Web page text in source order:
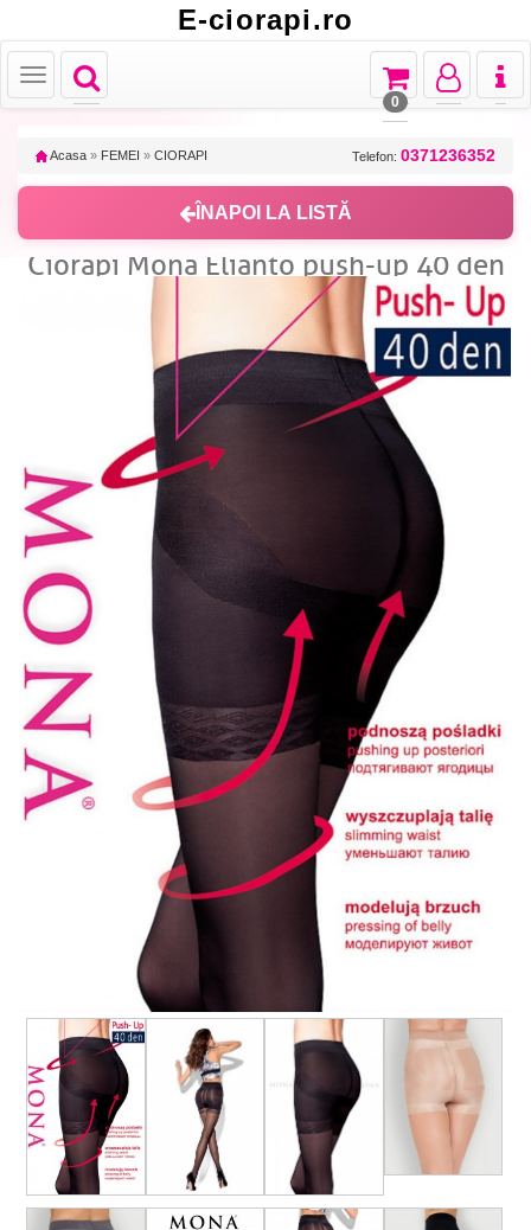
E-ciorapi.ro
Toggle
navigation
Toggle
Toggle
navigation
Toggle
navigation
Toggle
navigation
0
Acasa » FEMEI » CIORAPI Telefon: 0371236352
ÎNAPOI LA LISTĂ
Ciorapi Mona Elianto push-up 40 den